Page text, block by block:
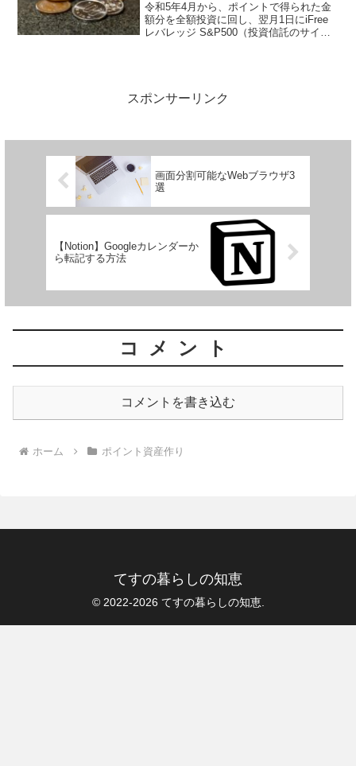
令和5年4月から、ポイントで得られた金
額分を全額投資に回し、翌月1日にiFree
レバレッジ S&P500（投資信託のサイ
スポンサーリンク
画面分割可能なWebブラウザ3
選
【Notion】Googleカレンダーか
ら転記する方法
コメント
コメントを書き込む
ホーム ポイント資産作り
てすの暮らしの知恵
© 2022-2026 てすの暮らしの知恵.